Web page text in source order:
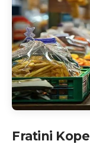
Fratini